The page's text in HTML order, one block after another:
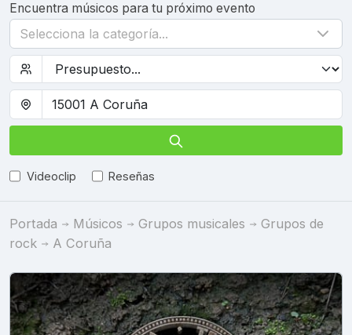
Encuentra músicos para tu próximo evento
Selecciona la categoría...
Videoclip Reseñas
Portada Músicos Grupos musicales
Grupos de
rock
A Coruña